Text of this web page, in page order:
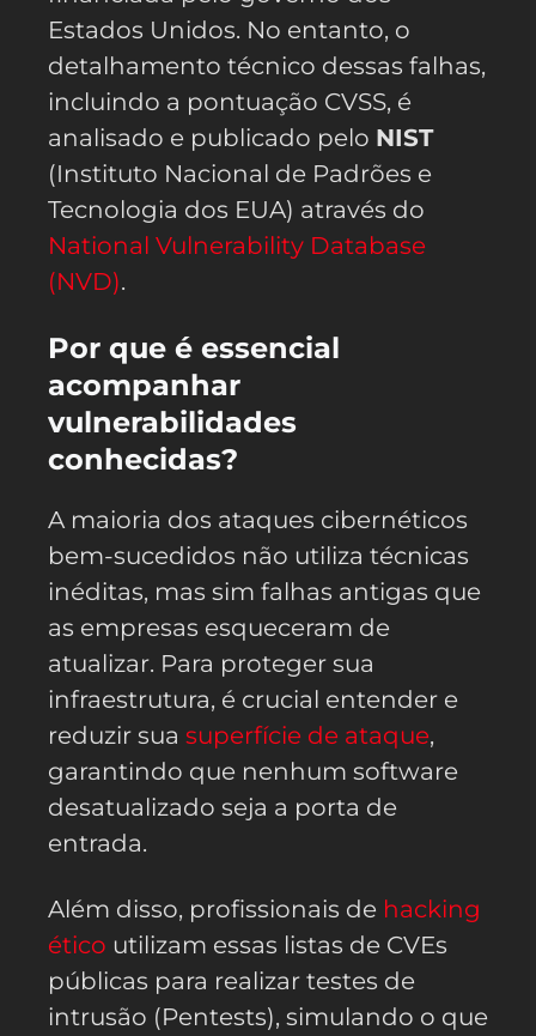
Estados Unidos. No entanto, o
detalhamento técnico dessas falhas,
incluindo a pontuação CVSS, é
analisado e publicado pelo NIST
(Instituto Nacional de Padrões e
Tecnologia dos EUA) através do
National Vulnerability Database
(NVD).
Por que é essencial
acompanhar
vulnerabilidades
conhecidas?
A maioria dos ataques cibernéticos
bem-sucedidos não utiliza técnicas
inéditas, mas sim falhas antigas que
as empresas esqueceram de
atualizar. Para proteger sua
infraestrutura, é crucial entender e
reduzir sua superfície de ataque,
garantindo que nenhum software
desatualizado seja a porta de
entrada.
Além disso, profissionais de hacking
ético utilizam essas listas de CVEs
públicas para realizar testes de
intrusão (Pentests), simulando o que